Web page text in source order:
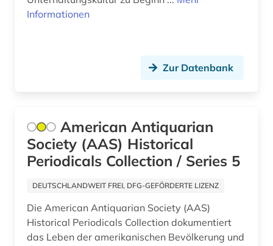
indiana (1)
internationale beziehungen (1)
internationaler terrorismus (1)
internationaler vertrag (1)
internationales recht (1)
internationales steuerrecht (1)
iranistik (1)
Informationen
Zur Datenbank
American Antiquarian
Society (AAS) Historical
Periodicals Collection / Series 5
DEUTSCHLANDWEIT FREI, DFG-GEFÖRDERTE LIZENZ
Die American Antiquarian Society (AAS)
Historical Periodicals Collection dokumentiert
das Leben der amerikanischen Bevölkerung und